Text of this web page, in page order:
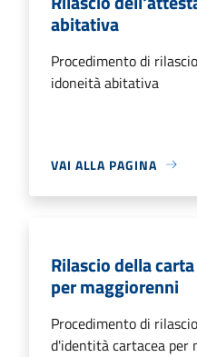
abitativa
Procedimento di
idoneità abitativa
VAI ALLA PAGINA
Rilascio della
per maggiorenni
Procedimento di
d'identità cartacea per